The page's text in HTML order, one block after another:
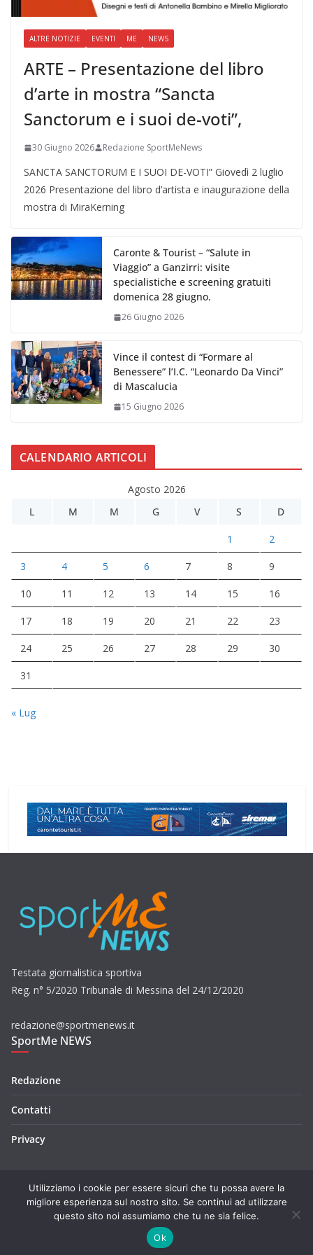
ALTRE NOTIZIE EVENTI ME NEWS
ARTE – Presentazione del libro
d’arte in mostra “Sancta
Sanctorum e i suoi de-voti”,
30 Giugno 2026 Redazione SportMeNews
SANCTA SANCTORUM E I SUOI DE-VOTI” Giovedì 2 luglio
2026 Presentazione del libro d’artista e inaugurazione della
mostra di MiraKerning
Caronte & Tourist – “Salute in
Viaggio” a Ganzirri: visite
specialistiche e screening gratuiti
domenica 28 giugno.
26 Giugno 2026
Vince il contest di “Formare al
Benessere” l’I.C. “Leonardo Da Vinci”
di Mascalucia
15 Giugno 2026
CALENDARIO ARTICOLI
Agosto 2026
L
M M G V S D
1 2
3 4 5 6 7 8 9
10 11 12 13 14 15 16
17 18 19 20 21 22 23
24 25 26 27 28 29 30
31
« Lug
Testata giornalistica sportiva
Reg. n° 5/2020 Tribunale di Messina del 24/12/2020
redazione@sportmenews.it
SportMe NEWS
Redazione
Contatti
Privacy
Copyright © 2026SportMe NEWS. Tutti i diritti riservati.
di ThemeGrill. Powered by
Utilizziamo i cookie per essere sicuri che tu possa avere la
migliore esperienza sul nostro sito. Se continui ad utilizzare
questo sito noi assumiamo che tu ne sia felice.
Ok